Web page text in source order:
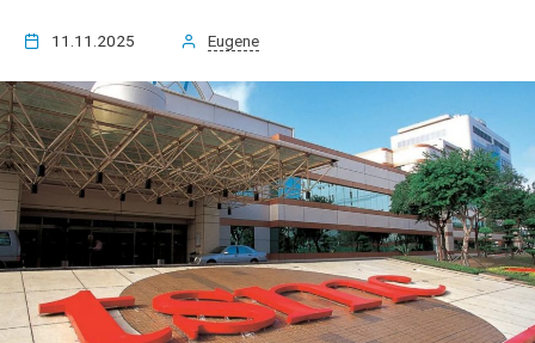
11.11.2025 Eugene